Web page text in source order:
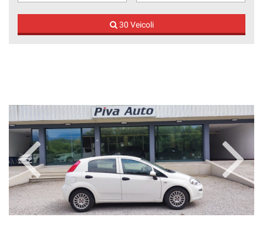
30 Veicoli
maggiori
informazioni
di
tracciamento
si
rimanda
alla
cookie
policy.
Puoi
rivedere
e